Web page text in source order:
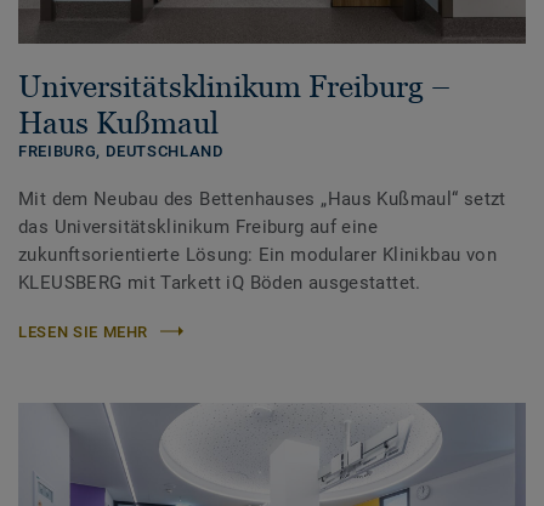
Universitätsklinikum Freiburg –
Haus Kußmaul
FREIBURG, DEUTSCHLAND
Mit dem Neubau des Bettenhauses „Haus Kußmaul“ setzt
das Universitätsklinikum Freiburg auf eine
zukunftsorientierte Lösung: Ein modularer Klinikbau von
KLEUSBERG mit Tarkett iQ Böden ausgestattet.
LESEN SIE MEHR